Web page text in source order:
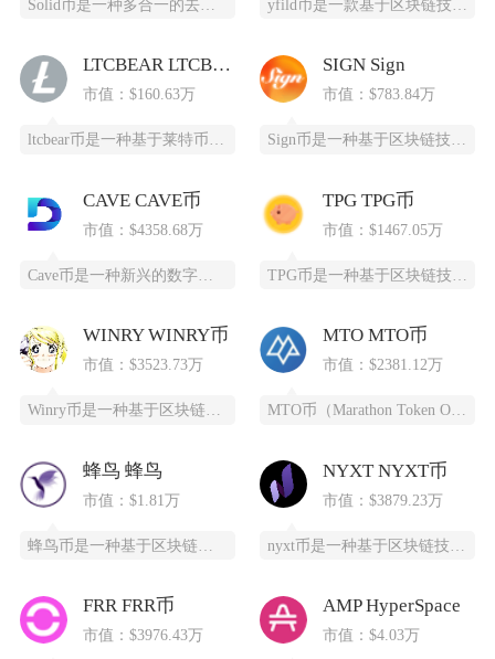
LTCBEAR LTCBEAR币
市值：$160.63万
ltcbear币是一种基于莱特币（LTC）生态衍生出的创新型数字货币，通过杠杆化设计为投资
SIGN Sign
市值：$783.84万
Sign币是一种基于区块链技术的加密货币，由SIGN团队推出，改善数字资产领域的安全性和用
CAVE CAVE币
市值：$4358.68万
TPG TPG币
市值：$1467.05万
WINRY WINRY币
市值：$3523.73万
Winry币是一种基于区块链技术的去中心化数字货币，采用PoC（容量证明）共识算法，通过高
MTO MTO币
市值：$2381.12万
MTO币（Marathon Token Oil）是一种基于区块链技术的全新数字货币，为石油
蜂鸟 蜂鸟
市值：$1.81万
NYXT NYXT币
市值：$3879.23万
FRR FRR币
市值：$3976.43万
AMP HyperSpace
市值：$4.03万